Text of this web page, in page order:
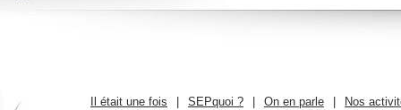
Il était une fois SEPquoi ? On en parle Nos